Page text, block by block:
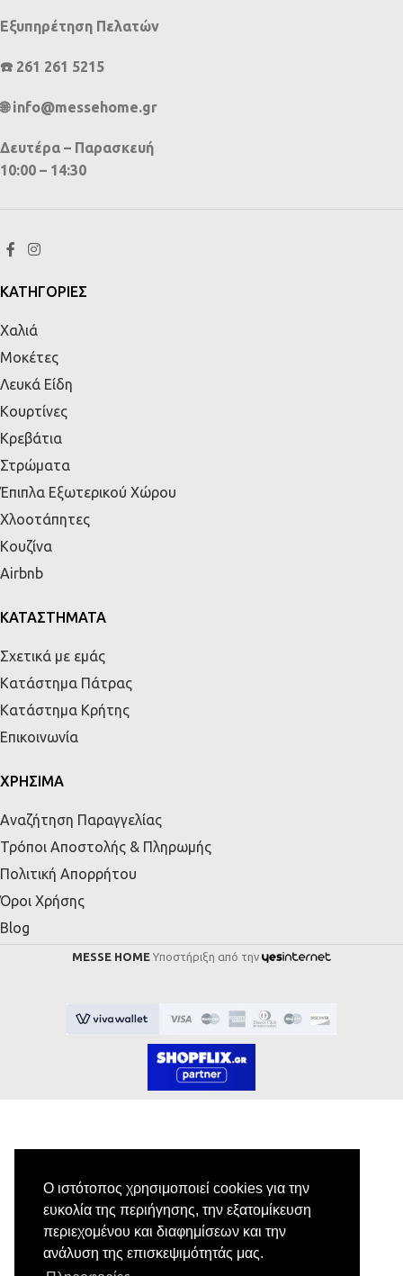
Ο ιστότοπος χρησιμοποιεί cookies για την
ευκολία της περιήγησης, την εξατομίκευση
περιεχομένου και διαφημίσεων και την
ανάλυση της επισκεψιμότητάς μας.
Εξυπηρέτηση Πελατών
☎️ 261 261 5215
🌐 info@messehome.gr
Δευτέρα – Παρασκευή
10:00 – 14:30
ΚΑΤΗΓΟΡΙΕΣ
Χαλιά
Μοκέτες
Λευκά Είδη
Κουρτίνες
Κρεβάτια
Στρώματα
Έπιπλα Εξωτερικού Χώρου
Χλοοτάπητες
Κουζίνα
Airbnb
ΚΑΤΑΣΤΗΜΑΤΑ
Σχετικά με εμάς
Κατάστημα Πάτρας
Κατάστημα Κρήτης
Επικοινωνία
ΧΡΗΣΙΜΑ
Αναζήτηση Παραγγελίας
Τρόποι Αποστολής & Πληρωμής
Πολιτική Απορρήτου
Όροι Χρήσης
Blog
MESSE HOME Υποστήριξη από την
Κάνε εγγραφή στο newsletter μας για να
λαμβάνεις αποκλειστικές προσφορές.